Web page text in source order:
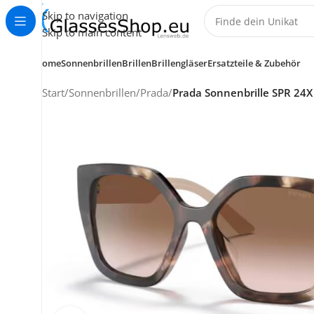
Skip to navigation
Skip to main content
KUNDENSERVICE
HELP CENTER
+49 (0) 7353 988 767
service@glassesshop.eu
HomeSonnenbrillenBrillenBrillengläserErsatzteile & Zubehör
Start/Sonnenbrillen/Prada/Prada Sonnenbrille SPR